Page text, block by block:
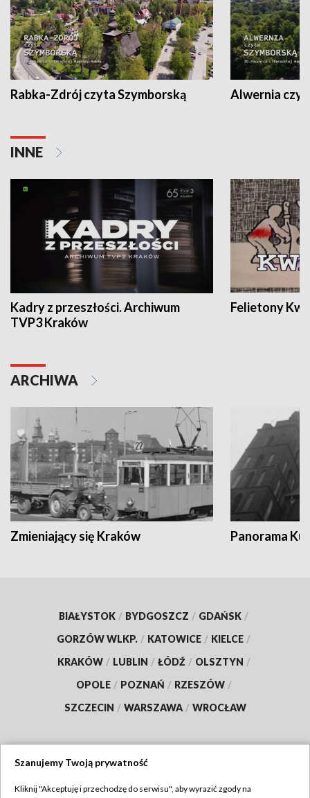
Rabka-Zdrój czyta Szymborską Alwernia
INNE
Kadry z przeszłości. Archiwum
TVP3 Kraków
Felietony
ARCHIWA
Zmieniający się Kraków Panorama
BIAŁYSTOK / BYDGOSZCZ / GDAŃSK /
GORZÓW WLKP. / KATOWICE / KIELCE /
KRAKÓW / LUBLIN / ŁÓDŹ / OLSZTYN /
OPOLE / POZNAŃ / RZESZÓW /
SZCZECIN / WARSZAWA / WROCŁAW
Szanujemy Twoją prywatność
Kliknij "Akceptuję i przechodzę do serwisu", aby wyrazić zgody na